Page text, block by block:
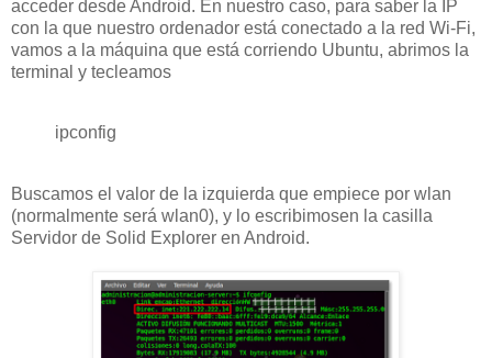
acceder desde Android. En nuestro caso, para saber la IP
con la que nuestro ordenador está conectado a la red Wi-Fi,
vamos a la máquina que está corriendo Ubuntu, abrimos la
terminal y tecleamos
ipconfig
Buscamos el valor de la izquierda que empiece por wlan
(normalmente será wlan0), y lo escribimosen la casilla
Servidor de Solid Explorer en Android.